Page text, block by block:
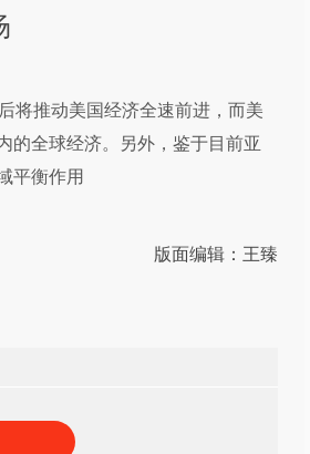
将推动美国经济全速前进，而美
的全球经济。另外，鉴于目前亚
平衡作用
版面编辑：王臻